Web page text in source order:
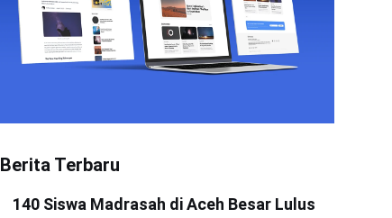
Berita Terbaru
140 Siswa Madrasah di Aceh Besar Lulus